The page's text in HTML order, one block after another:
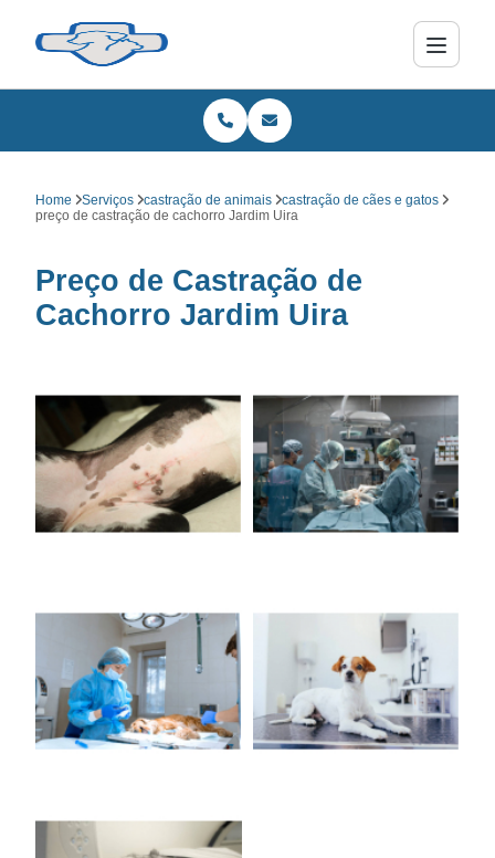
Home Serviços castração de animais
castração de cães e gatos
preço de castração de cachorro Jardim Uira
Preço de Castração de
Cachorro Jardim Uira